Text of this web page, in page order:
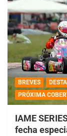
BREVES
PRÓXIMA
IAME
fecha